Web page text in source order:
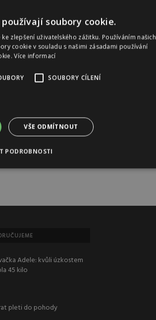
Reklama
Adele: kvůli úzkostem
45 kilo
pleti do pohody
soubory cookie.
zlepšení uživatelského zážitku. Používáním našich
cookie v souladu s našimi zásadami používání
Více informací
SOUBORY CÍLENÍ
VŠE ODMÍTNOUT
PODROBNOSTI